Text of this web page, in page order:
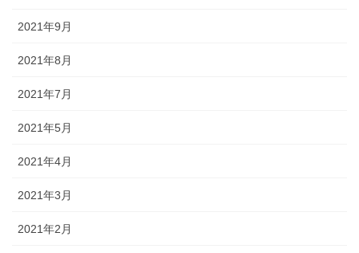
2021年9月
2021年8月
2021年7月
2021年5月
2021年4月
2021年3月
2021年2月